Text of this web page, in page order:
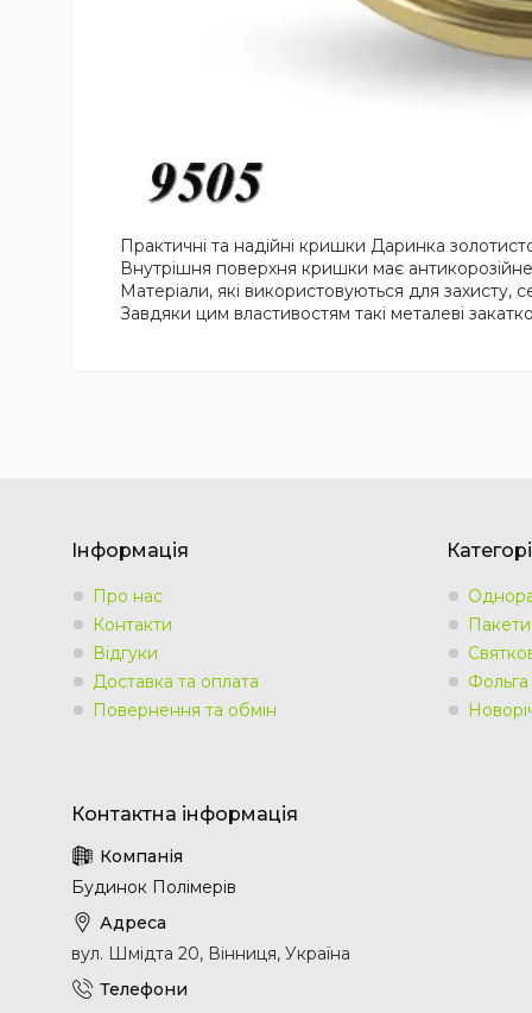
Практичні та надійні кришки Даринка
Внутрішня поверхня кришки має
Матеріали, які використовуються для захисту,
Завдяки цим властивостям такі металеві
Інформація
Про нас
Контакти
Відгуки
Доставка та оплата
Повернення та обмін
Пакети
Фольга
Будинок Полімерів
вул. Шмідта 20, Вінниця, Україна